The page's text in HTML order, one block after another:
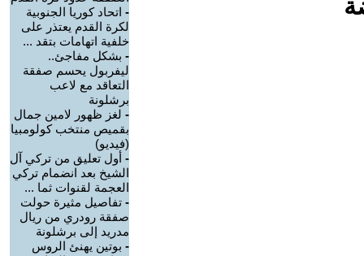
- اتحاد كوريا الجنوبية
لكرة القدم يعتذر على
خلفية اتهامات بتقد ...
- بشكل مفاجئ..
ليفربول يحسم صفقة
التعاقد مع لاعب
برشلونة
- لغز ظهور لامين جمال
بقميص منتخب كولومبيا
(فيديو)
- أول تعليق من تركي آل
الشيخ بعد انضمام تركي
العجمة لقنوات ثما ...
- تفاصيل مثيرة حولت
صفقة رودري من ريال
مدريد إلى برشلونة
- بوتين يهنئ الروس